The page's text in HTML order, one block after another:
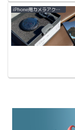
iPhone用カメラアクセサリー